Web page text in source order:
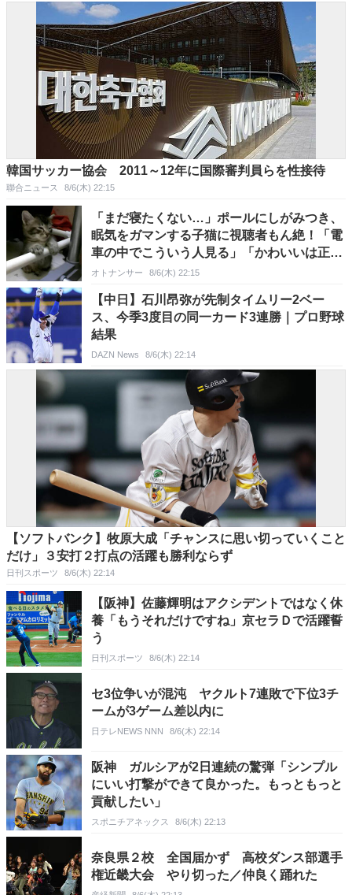
韓国サッカー協会 2011～12年に国際審判員らを性接待
聯合ニュース 8/6(木) 22:15
「まだ寝たくない…」ポールにしがみつき、
眠気をガマンする子猫に視聴者もん絶！「電
車の中でこういう人見る」「かわいいは正
義」
オトナンサー 8/6(木) 22:15
【中日】石川昂弥が先制タイムリー2ベー
ス、今季3度目の同一カード3連勝｜プロ野球
結果
DAZN News 8/6(木) 22:14
【ソフトバンク】牧原大成「チャンスに思い切っていくこと
だけ」３安打２打点の活躍も勝利ならず
日刊スポーツ 8/6(木) 22:14
【阪神】佐藤輝明はアクシデントではなく休
養「もうそれだけですね」京セラＤで活躍誓
う
日刊スポーツ 8/6(木) 22:14
セ3位争いが混沌 ヤクルト7連敗で下位3チ
ームが3ゲーム差以内に
日テレNEWS NNN 8/6(木) 22:14
阪神 ガルシアが2日連続の驚弾「シンプル
にいい打撃ができて良かった。もっともっと
貢献したい」
スポニチアネックス 8/6(木) 22:13
奈良県２校 全国届かず 高校ダンス部選手
権近畿大会 やり切った／仲良く踊れた